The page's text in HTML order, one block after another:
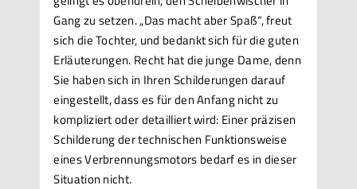
Gang zu setzen. „Das macht aber Spaß“, freut
sich die Tochter, und bedankt sich für die guten
Erläuterungen. Recht hat die junge Dame, denn
Sie haben sich in Ihren Schilderungen darauf
eingestellt, dass es für den Anfang nicht zu
kompliziert oder detailliert wird: Einer präzisen
Schilderung der technischen Funktionsweise
eines Verbrennungsmotors bedarf es in dieser
Situation nicht.